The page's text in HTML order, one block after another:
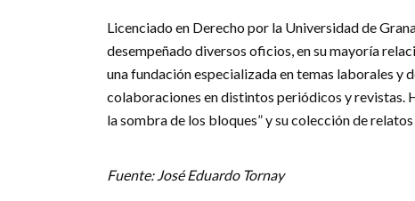
Licenciado en Derecho por la Universidad de
desempeñado diversos oficios, en su mayoría
una fundación especializada en temas laborales
colaboraciones en distintos periódicos y revistas.
la sombra de los bloques” y su colección de
Fuente: José Eduardo Tornay